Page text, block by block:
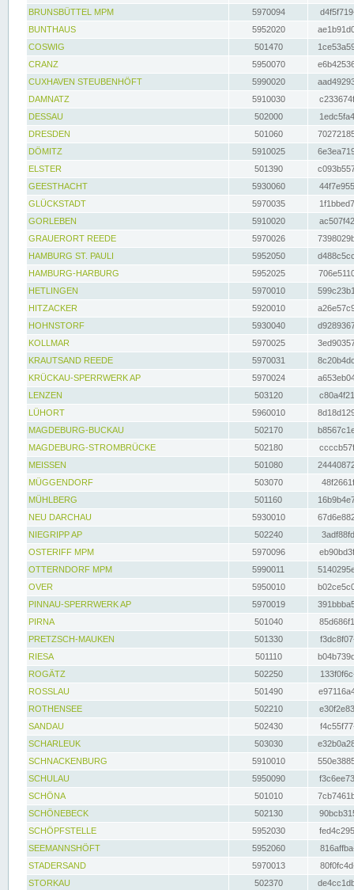
BRUNSBÜTTEL MPM
5970094
BUNTHAUS
5952020
COSWIG
501470
CRANZ
5950070
CUXHAVEN STEUBENHÖFT
5990020
DAMNATZ
5910030
DESSAU
502000
DRESDEN
501060
DÖMITZ
5910025
ELSTER
501390
GEESTHACHT
5930060
GLÜCKSTADT
5970035
GORLEBEN
5910020
GRAUERORT REEDE
5970026
HAMBURG ST. PAULI
5952050
HAMBURG-HARBURG
5952025
HETLINGEN
5970010
HITZACKER
5920010
HOHNSTORF
5930040
KOLLMAR
5970025
KRAUTSAND REEDE
5970031
KRÜCKAU-SPERRWERK AP
5970024
LENZEN
503120
LÜHORT
5960010
MAGDEBURG-BUCKAU
502170
MAGDEBURG-STROMBRÜCKE
502180
MEISSEN
501080
MÜGGENDORF
503070
MÜHLBERG
501160
NEU DARCHAU
5930010
NIEGRIPP AP
502240
OSTERIFF MPM
5970096
OTTERNDORF MPM
5990011
OVER
5950010
PINNAU-SPERRWERK AP
5970019
PIRNA
501040
PRETZSCH-MAUKEN
501330
RIESA
501110
ROGÄTZ
502250
ROSSLAU
501490
ROTHENSEE
502210
SANDAU
502430
SCHARLEUK
503030
SCHNACKENBURG
5910010
SCHULAU
5950090
SCHÖNA
501010
SCHÖNEBECK
502130
SCHÖPFSTELLE
5952030
SEEMANNSHÖFT
5952060
STADERSAND
5970013
STORKAU
502370